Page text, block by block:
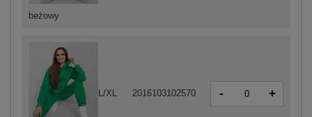
beżowy
L/XL 2016103102570 - +